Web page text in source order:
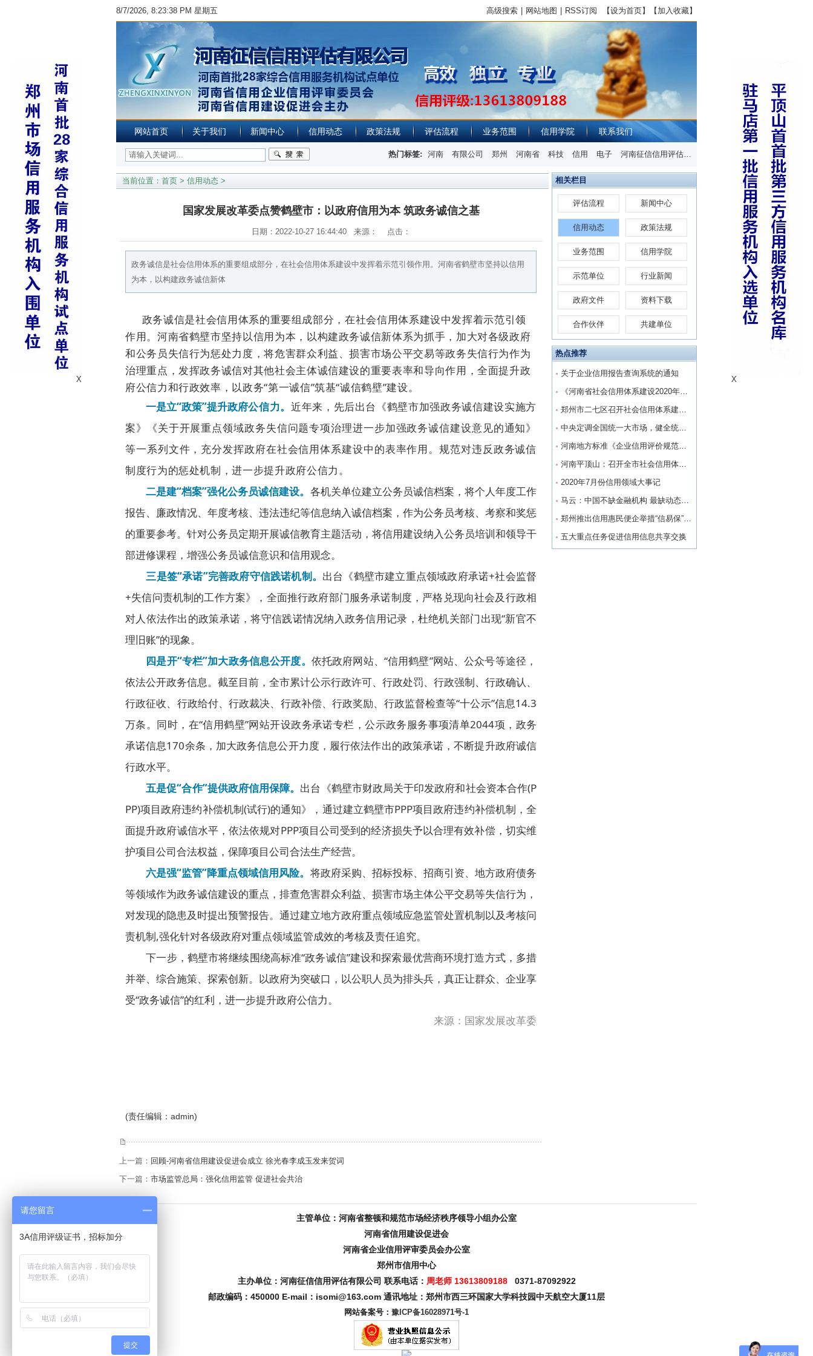
8/7/2026, 8:23:38 PM 星期五 高级搜索 网站地图 RSS订阅 【设为首页】【 加入收藏】
网站首页 关于我们 新闻中心 信用动态 政策法规 评估流程 业务范围 信用学院 联系我们
热门标签: 河南 有限公司 郑州 河南省 科技 信用 电子 河南征信信用评估有限公司 郑州市 工程
当前位置： 首页 > 信用动态 >
国家发展改革委点赞鹤壁市：以政府信用为本 筑政务诚信之基
日期：2022-10-27 16:44:40 来源： 点击：
政务诚信是社会信用体系的重要组成部分，在社会信用体系建设中发挥着示范引领作用。河南省鹤壁市坚持以信用
为本，以构建政务诚信新体
政务诚信是社会信用体系的重要组成部分，在社会信用体系建设中发挥着示范引领
作用。河南省鹤壁市坚持以信用为本，以构建政务诚信新体系为抓手，加大对各级政府
和公务员失信行为惩处力度，将危害群众利益、损害市场公平交易等政务失信行为作为
治理重点，发挥政务诚信对其他社会主体诚信建设的重要表率和导向作用，全面提升政
府公信力和行政效率，以政务“第一诚信”筑基“诚信鹤壁”建设。
一是立“政策”提升政府公信力。 近年来，先后出台《鹤壁市加强政务诚信建设实施方
案》《关于开展重点领域政务失信问题专项治理进一步加强政务诚信建设意见的通知》
等一系列文件，充分发挥政府在社会信用体系建设中的表率作用。规范对违反政务诚信
制度行为的惩处机制，进一步提升政府公信力。
二是建“档案”强化公务员诚信建设。 各机关单位建立公务员诚信档案，将个人年度工作
报告、廉政情况、年度考核、违法违纪等信息纳入诚信档案，作为公务员考核、考察和奖惩
的重要参考。针对公务员定期开展诚信教育主题活动，将信用建设纳入公务员培训和领导干
部进修课程，增强公务员诚信意识和信用观念。
三是签“承诺”完善政府守信践诺机制。 出台《鹤壁市建立重点领域政府承诺+社会监督
+失信问责机制的工作方案》，全面推行政府部门服务承诺制度，严格兑现向社会及行政相
对人依法作出的政策承诺，将守信践诺情况纳入政务信用记录，杜绝机关部门出现“新官不
理旧账”的现象。
四是开“专栏”加大政务信息公开度。 依托政府网站、“信用鹤壁”网站、公众号等途径，
依法公开政务信息。截至目前，全市累计公示行政许可、行政处罚、行政强制、行政确认、
行政征收、行政给付、行政裁决、行政补偿、行政奖励、行政监督检查等“十公示”信息14.3
万条。同时，在“信用鹤壁”网站开设政务承诺专栏，公示政务服务事项清单2044项，政务
承诺信息170余条，加大政务信息公开力度，履行依法作出的政策承诺，不断提升政府诚信
行政水平。
五是促“合作”提供政府信用保障。 出台《鹤壁市财政局关于印发政府和社会资本合作(P
PP)项目政府违约补偿机制(试行)的通知》，通过建立鹤壁市PPP项目政府违约补偿机制，全
面提升政府诚信水平，依法依规对PPP项目公司受到的经济损失予以合理有效补偿，切实维
护项目公司合法权益，保障项目公司合法生产经营。
六是强“监管”降重点领域信用风险。 将政府采购、招标投标、招商引资、地方政府债务
等领域作为政务诚信建设的重点，排查危害群众利益、损害市场主体公平交易等失信行为，
对发现的隐患及时提出预警报告。通过建立地方政府重点领域应急监管处置机制以及考核问
责机制,强化针对各级政府对重点领域监管成效的考核及责任追究。
下一步，鹤壁市将继续围绕高标准“政务诚信”建设和探索最优营商环境打造方式，多措
并举、综合施策、探索创新。以政府为突破口，以公职人员为排头兵，真正让群众、企业享
受“政务诚信”的红利，进一步提升政府公信力。
来源：国家发展改革委
(责任编辑：admin)
上一篇： 回顾-河南省信用建设促进会成立 徐光春李成玉发来贺词
下一篇： 市场监管总局：强化信用监管 促进社会共治
相关栏目
评估流程 新闻中心
信用动态 政策法规
业务范围 信用学院
示范单位 行业新闻
政府文件 资料下载
合作伙伴 共建单位
热点推荐
关于企业信用报告查询系统的通知
《河南省社会信用体系建设2020年工作要点》印发
郑州市二七区召开社会信用体系建设工作推进会
中央定调全国统一大市场，健全统一的社会信用制度
河南地方标准《企业信用评价规范》将于明年实施
河南平顶山：召开全市社会信用体系建设工作推进会
2020年7月份信用领域大事记
马云：中国不缺金融机构 最缺动态信用体系
郑州推出信用惠民便企举措“信易保”助力企业复工复产
五大重点任务促进信用信息共享交换
主管单位：河南省整顿和规范市场经济秩序领导小组办公室
河南省信用建设促进会
河南省企业信用评审委员会办公室
郑州市信用中心
主办单位：河南征信信用评估有限公司 联系电话： 周老师 136138091880371-87092922
邮政编码：450000 E-mail：isomi@163.com 通讯地址：郑州市西三环国家大学科技园中天航空大厦11层
网站备案号： 豫ICP备16028971号-1
X X
请您留言
3A信用评级证书，招标加分
提交